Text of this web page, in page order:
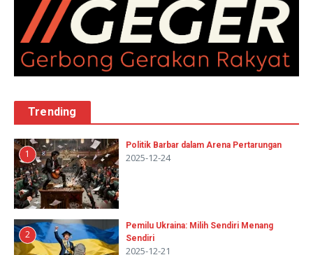
Trending
1
Politik Barbar dalam Arena Pertarungan
2025-12-24
2
Pemilu Ukraina: Milih Sendiri Menang
Sendiri
2025-12-21